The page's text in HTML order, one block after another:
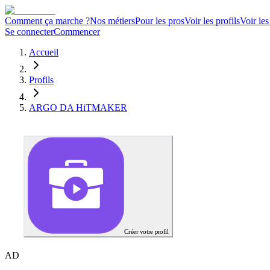
Comment ça marche ?Nos métiersPour les prosVoir les profilsVoir
Se connecterCommencer
Accueil
Profils
ARGO DA HiTMAKER
Créer votre profil
AD